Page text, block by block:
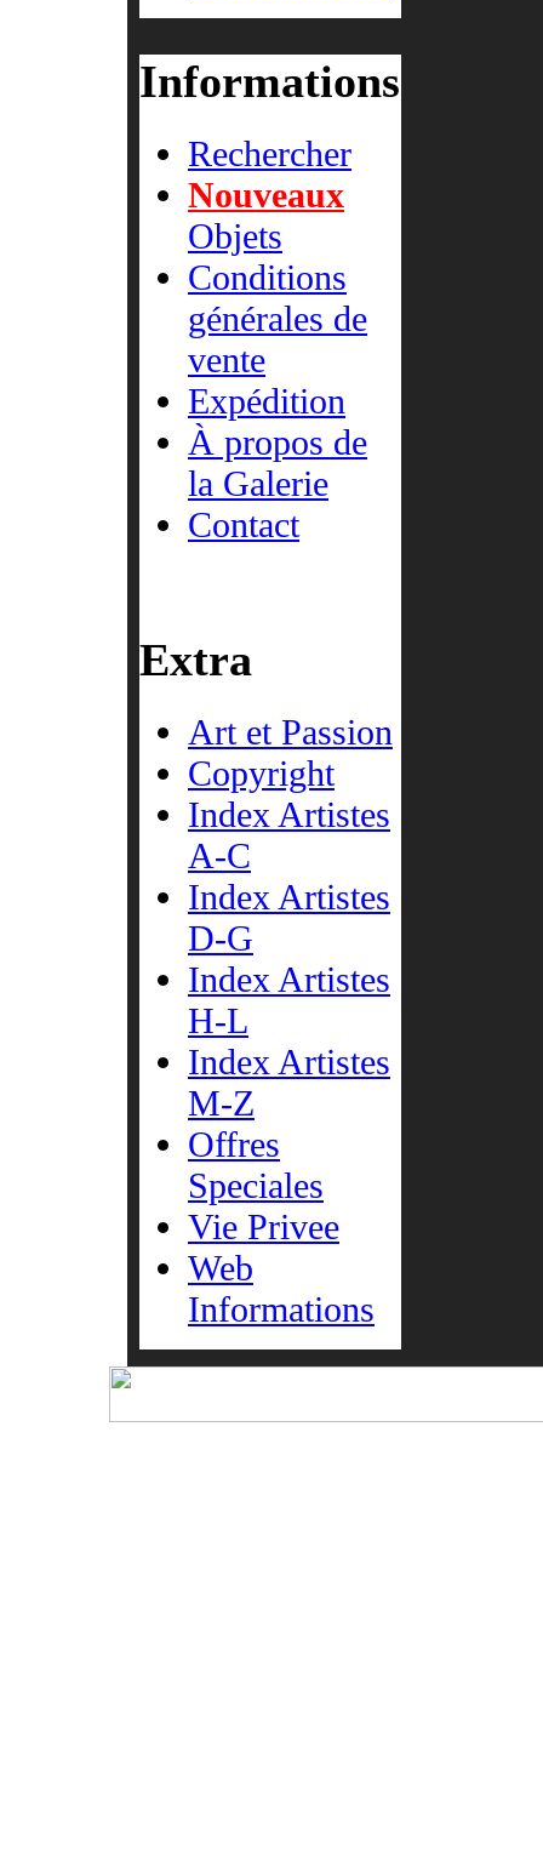
Informations
Rechercher
Nouveaux
Objets
Conditions
générales de
vente
Expédition
À propos de
la Galerie
Contact
Extra
Art et Passion
Copyright
Index Artistes
A-C
Index Artistes
D-G
Index Artistes
H-L
Index Artistes
M-Z
Offres
Speciales
Vie Privee
Web
Informations